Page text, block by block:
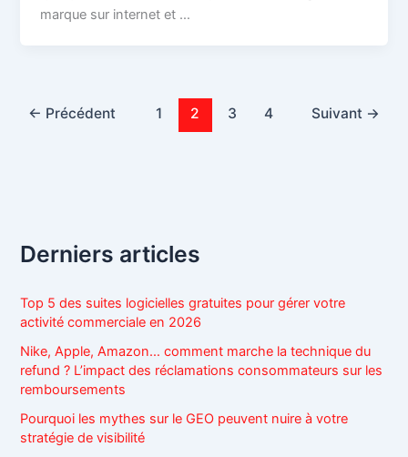
marque sur internet et …
← Précédent 1 2 3 4 Suivant →
Derniers articles
Top 5 des suites logicielles gratuites pour gérer votre
activité commerciale en 2026
Nike, Apple, Amazon… comment marche la technique du
refund ? L’impact des réclamations consommateurs sur les
remboursements
Pourquoi les mythes sur le GEO peuvent nuire à votre
stratégie de visibilité